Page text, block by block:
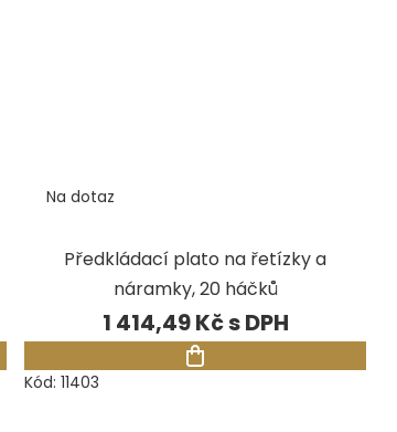
Předkládací plato na řetízky a
náramky, 20 háčků
Na dotaz
1 414,49 Kč
Kód: 11403